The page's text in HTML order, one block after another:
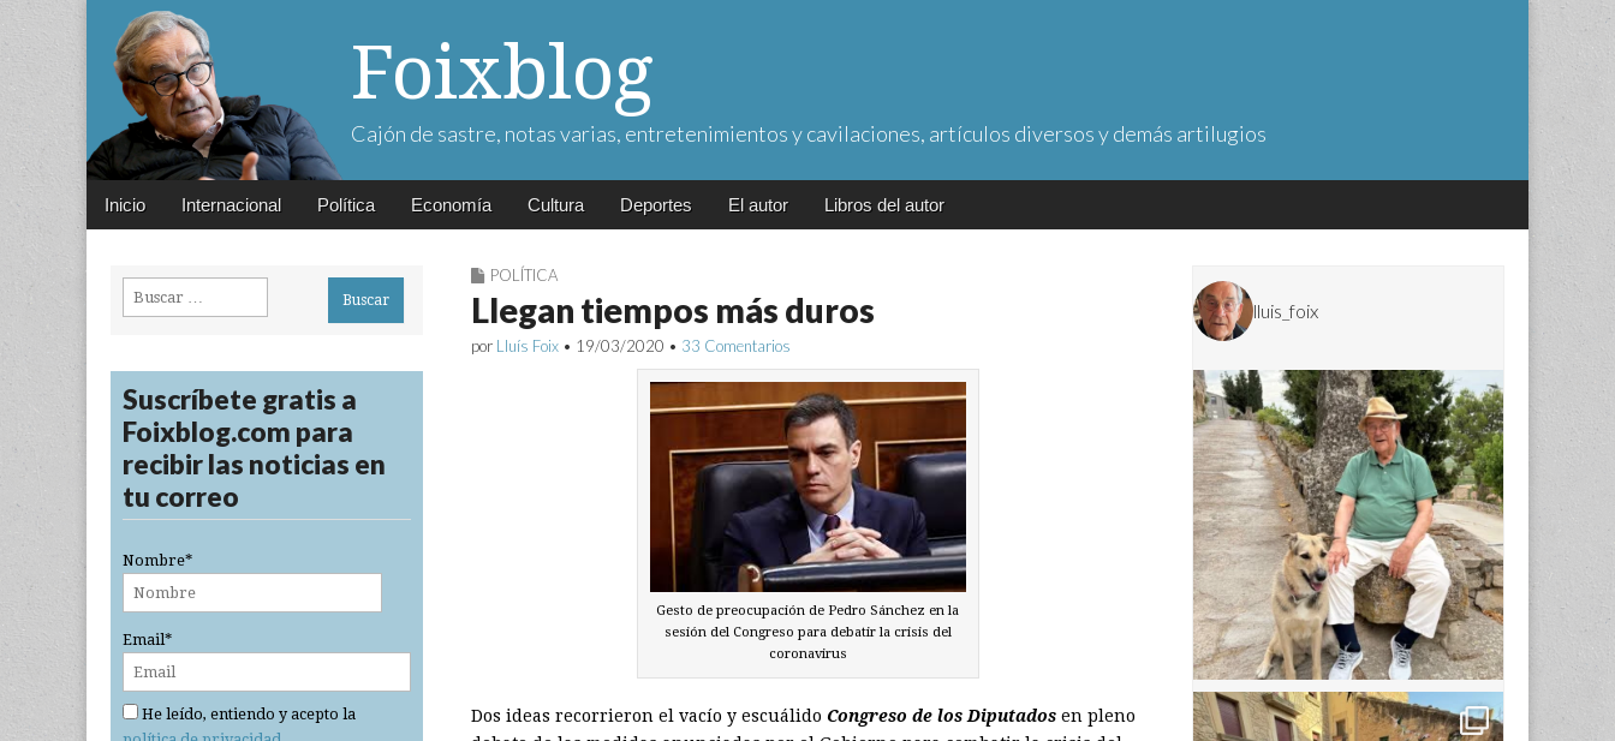
Foixblog
Cajón de sastre, notas varias, entretenimientos y cavilaciones, artículos diversos y demás artilugios
Main
Skip
Inicio Internacional Política Economía Cultura Deportes El autor Libros del autor
POLÍTICA
Llegan tiempos más duros
por Lluís Foix • 19/03/2020 • 33 Comentarios
Gesto de preocupación de Pedro Sánchez en la
sesión del Congreso para debatir la crisis del
coronavirus
Dos ideas recorrieron el vacío y escuálido Congreso de los Diputados en pleno
Buscar:
Suscríbete gratis a
Foixblog.com para
recibir las noticias en
tu correo
Nombre*
Email*
He leído, entiendo y acepto la
lluis_foix